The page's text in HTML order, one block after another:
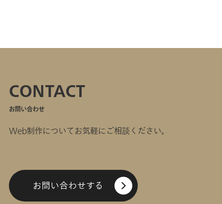
CONTACT
お問い合わせ
Web制作についてお気軽にご相談ください。
お問い合わせする